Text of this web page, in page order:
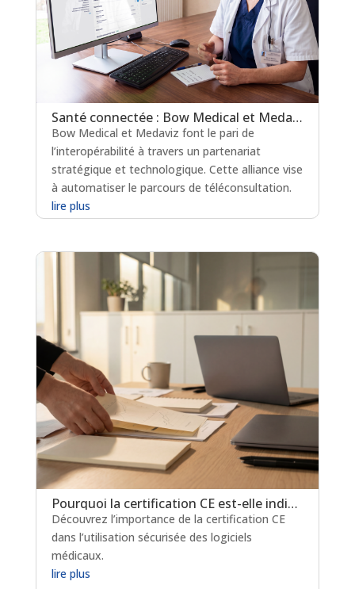
Santé connectée : Bow Medical et Medaviz scellent une alliance technologique
Bow Medical et Medaviz font le pari de
l’interopérabilité à travers un partenariat
stratégique et technologique. Cette alliance vise
à automatiser le parcours de téléconsultation.
lire plus
Pourquoi la certification CE est-elle indispensable pour les logiciels de prescription médicamenteuse ?
Découvrez l’importance de la certification CE
dans l’utilisation sécurisée des logiciels
médicaux.
lire plus